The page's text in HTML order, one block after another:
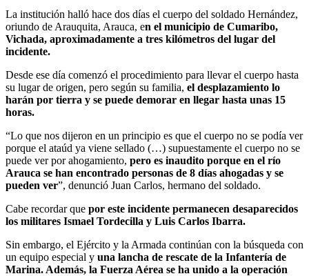
La institución halló hace dos días el cuerpo del soldado Hernández,
oriundo de Arauquita, Arauca, en el municipio de Cumaribo,
Vichada, aproximadamente a tres kilómetros del lugar del
incidente.
Desde ese día comenzó el procedimiento para llevar el cuerpo hasta
su lugar de origen, pero según su familia, el desplazamiento lo
harán por tierra y se puede demorar en llegar hasta unas 15
horas.
“Lo que nos dijeron en un principio es que el cuerpo no se podía ver
porque el ataúd ya viene sellado (…) supuestamente el cuerpo no se
puede ver por ahogamiento, pero es inaudito porque en el río
Arauca se han encontrado personas de 8 días ahogadas y se
pueden ver”, denunció Juan Carlos, hermano del soldado.
Cabe recordar que por este incidente permanecen desaparecidos
los militares Ismael Tordecilla y Luis Carlos Ibarra.
Sin embargo, el Ejército y la Armada continúan con la búsqueda con
un equipo especial y una lancha de rescate de la Infantería de
Marina. Además, la Fuerza Aérea se ha unido a la operación